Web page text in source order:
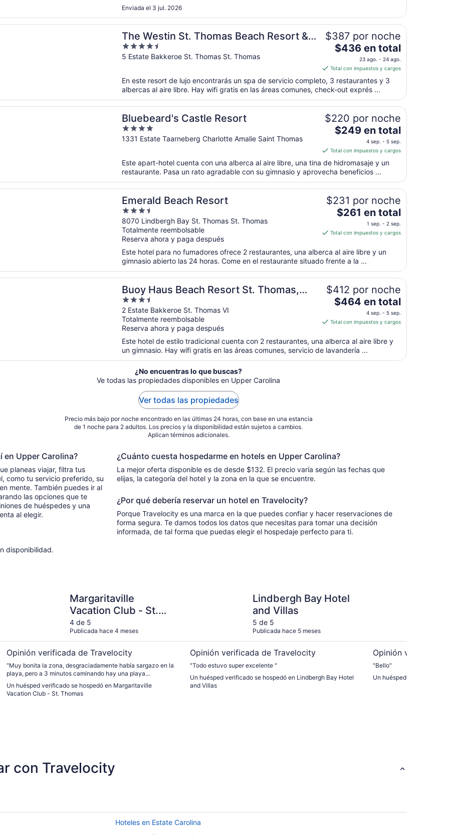
ago
al
8
ago
Enviada el 3 jul. 2026
The Westin St. Thomas Beach Resort &
Spa
4.5
out
5
5 Estate Bakkeroe St. Thomas St. Thomas
$387 por noche
El
es
de
$436
total
por
noche
del
23
al
24
ago
$436 en total
23 ago. - 24 ago.
Total con impuestos y cargos
En este resort de lujo encontrarás un spa de servicio completo, 3 restaurantes y 3
albercas al aire libre. Hay wifi gratis en las áreas comunes, check-out exprés ...
en una nueva ventana
St. Thomas Beach Resort & Spa
Bluebeard's Castle Resort
4
out
5
1331 Estate Taarneberg Charlotte Amalie Saint Thomas
$220 por noche
El
es
de
$249
total
por
noche
del
4
al
5
sep
$249 en total
4 sep. - 5 sep.
Total con impuestos y cargos
Este apart-hotel cuenta con una alberca al aire libre, una tina de hidromasaje y un
restaurante. Pasa un rato agradable con su gimnasio y aprovecha beneficios ...
en una nueva ventana
Castle Resort
Emerald Beach Resort
3.5
out
of
5
8070 Lindbergh Bay St. Thomas St. Thomas
Totalmente reembolsable
Reserva ahora y paga después
$231 por noche
El
es
$261
en
total
por
noche
del
sep
2
sep
$261 en total
1 sep. - 2 sep.
Total con impuestos y cargos
Este hotel para no fumadores ofrece 2 restaurantes, una alberca al aire libre y un
gimnasio abierto las 24 horas. Come en el restaurante situado frente a la ...
en una nueva ventana
Resort
Buoy Haus Beach Resort St. Thomas,
Autograph Collection
3.5
out
of
5
2 Estate Bakkeroe St. Thomas VI
Totalmente reembolsable
Reserva ahora y paga después
$412 por noche
El
es
$464
en
total
$464 en total
4 sep. - 5 sep.
Total con impuestos y cargos
Este hotel de estilo tradicional cuenta con 2 restaurantes, una alberca al aire libre y
un gimnasio. Hay wifi gratis en las áreas comunes, servicio de lavandería ...
en una nueva ventana
Beach Resort St. Thomas, Autograph Collection
¿No encuentras lo que buscas?
Ve todas las propiedades disponibles en Upper Carolina
Ver todas las propiedades
Precio más bajo por noche encontrado en las últimas 24 horas, con base en una estancia
de 1 noche para 2 adultos. Los precios y la disponibilidad están sujetos a cambios.
Aplican términos adicionales.
en Upper Carolina?
planeas viajar, filtra tus
como tu servicio preferido, su
mente. También puedes ir al
las opciones que te
de huéspedes y una
al elegir.
disponibilidad.
¿Cuánto cuesta hospedarme en hotels en Upper Carolina?
La mejor oferta disponible es de desde $132. El precio varía según las fechas que
elijas, la categoría del hotel y la zona en la que se encuentre.
¿Por qué debería reservar un hotel en Travelocity?
Porque Travelocity es una marca en la que puedes confiar y hacer reservaciones de
forma segura. Te damos todos los datos que necesitas para tomar una decisión
informada, de tal forma que puedas elegir el hospedaje perfecto para ti.
Margaritaville
Vacation Club - St.
Thomas
4 de 5
Publicada hace 4 meses
Opinión verificada de Travelocity
"Muy bonita la zona, desgraciadamente había sargazo en la
playa, pero a 3 minutos caminando hay una playa
espectacular en Coki Beach. Simplemente 10 de 10"
Un huésped verificado se hospedó en Margaritaville
Vacation Club - St. Thomas
Lindbergh Bay Hotel
and Villas
5 de 5
Publicada hace 5 meses
Opinión verificada de Travelocity
"Todo estuvo super excelente "
Un huésped verificado se hospedó en Lindbergh Bay Hotel
and Villas
Opinión verificada
"Bello"
Un huésped verificado se
con Travelocity
Hoteles en Estate Carolina